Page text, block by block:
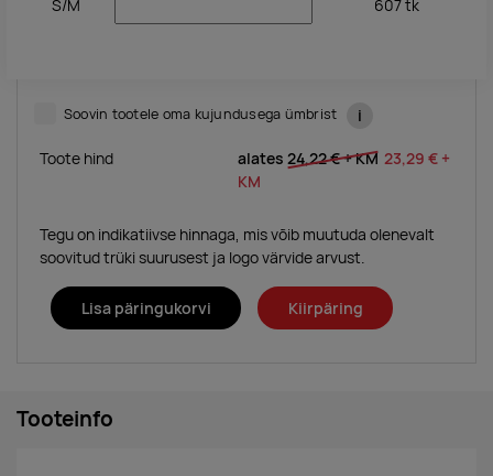
S/M 607tk
Soovin tootele oma kujundusega ümbrist i
Toote hind alates 24,22 €+ KM 23,29 € +
KM
Tegu on indikatiivse hinnaga, mis võib muutuda olenevalt
soovitud trüki suurusest ja logo värvide arvust.
Lisa päringukorvi Kiirpäring
Tooteinfo